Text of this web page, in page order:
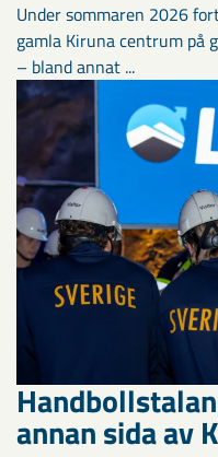
Under sommaren 2026
gamla Kiruna centrum på
– bland annat ...
annan sida av